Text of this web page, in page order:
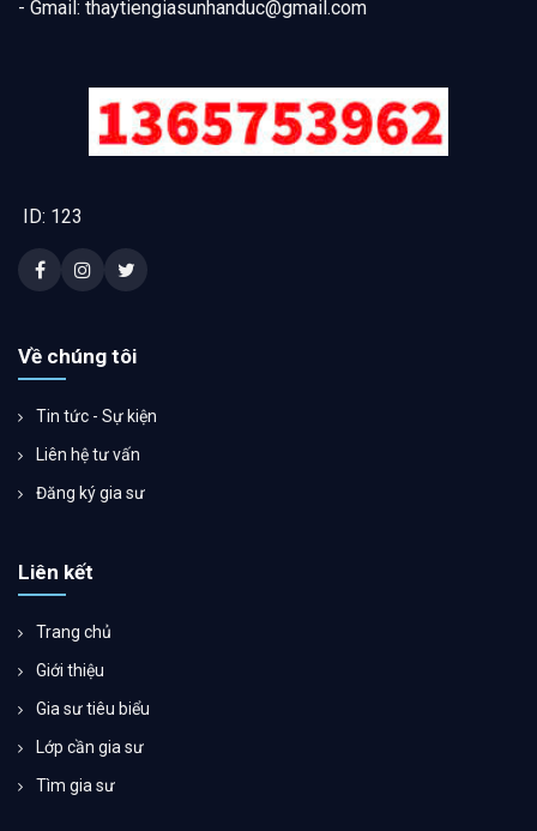
- Gmail: thaytiengiasunhanduc@gmail.com
ID: 123
Về chúng tôi
Tin tức - Sự kiện
Liên hệ tư vấn
Đăng ký gia sư
Liên kết
Trang chủ
Giới thiệu
Gia sư tiêu biểu
Lớp cần gia sư
Tìm gia sư